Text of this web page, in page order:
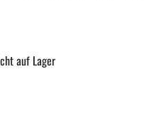
auf Lager